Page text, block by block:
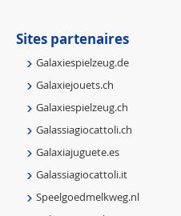
Sites partenaires
Galaxiespielzeug.de
Galaxiejouets.ch
Galaxiespielzeug.ch
Galassiagiocattoli.ch
Galaxiajuguete.es
Galassiagiocattoli.it
Speelgoedmelkweg.nl